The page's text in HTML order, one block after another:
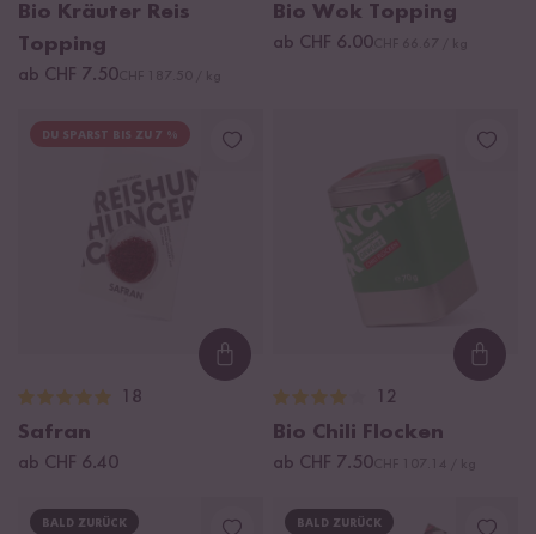
Bio Kräuter Reis
Topping
ab CHF 7.50
Bio Wok Topping
ab CHF 6.00
DU SPARST BIS ZU 7 %
Loading...
18
Safran
ab CHF 6.40
12
Bio Chili Flocken
ab CHF 7.50
BALD ZURÜCK BALD ZURÜCK